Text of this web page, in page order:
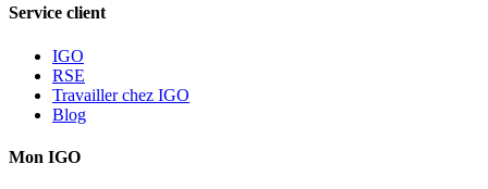
Service client
IGO
RSE
Travailler chez IGO
Blog
Mon IGO